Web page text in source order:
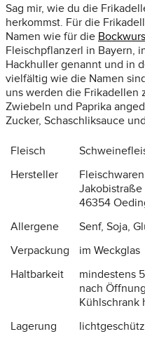
Sag mir, wie du die
herkommst. Für die
Namen wie für die
Fleischpflanzerl in Bayern,
Hackhuller genannt und in
vielfältig wie die Namen
uns werden die Frikadellen
Zwiebeln und Paprika
Zucker, Schaschliksauce
Fleisch
Hersteller
Jakobistraße
46354
Allergene
Senf, Soja,
Verpackung
im Weckglas
Haltbarkeit
mindestens
nach
Kühlschrank
Lagerung